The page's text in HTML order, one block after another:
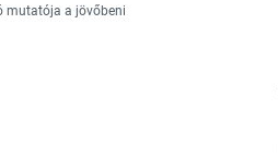
mutatója a jövőbeni